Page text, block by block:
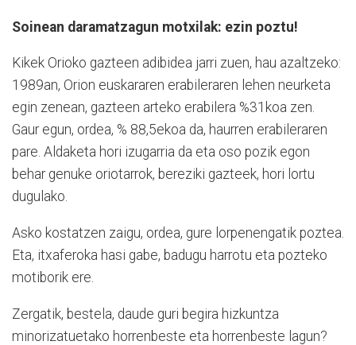
Soinean daramatzagun motxilak: ezin poztu!
Kikek Orioko gazteen adibidea jarri zuen, hau azaltzeko:
1989an, Orion euskararen erabileraren lehen neurketa
egin zenean, gazteen arteko erabilera %31koa zen.
Gaur egun, ordea, % 88,5ekoa da, haurren erabileraren
pare. Aldaketa hori izugarria da eta oso pozik egon
behar genuke oriotarrok, bereziki gazteek, hori lortu
dugulako.
Asko kostatzen zaigu, ordea, gure lorpenengatik poztea.
Eta, itxaferoka hasi gabe, badugu harrotu eta pozteko
motiborik ere.
Zergatik, bestela, daude guri begira hizkuntza
minorizatuetako horrenbeste eta horrenbeste lagun?